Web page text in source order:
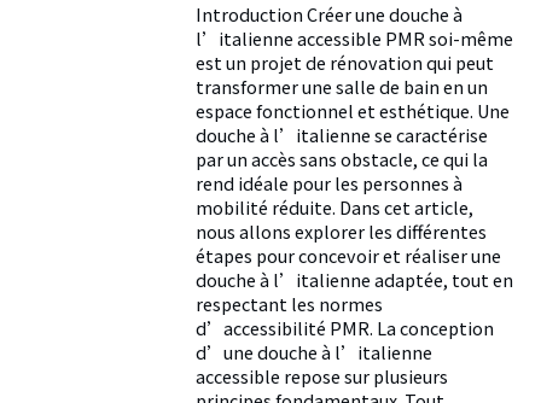
Introduction Créer une douche à
l’italienne accessible PMR soi-même
est un projet de rénovation qui peut
transformer une salle de bain en un
espace fonctionnel et esthétique. Une
douche à l’italienne se caractérise
par un accès sans obstacle, ce qui la
rend idéale pour les personnes à
mobilité réduite. Dans cet article,
nous allons explorer les différentes
étapes pour concevoir et réaliser une
douche à l’italienne adaptée, tout en
respectant les normes
d’accessibilité PMR. La conception
d’une douche à l’italienne
accessible repose sur plusieurs